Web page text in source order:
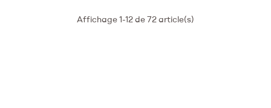
Affichage 1-12 de 72 article(s)